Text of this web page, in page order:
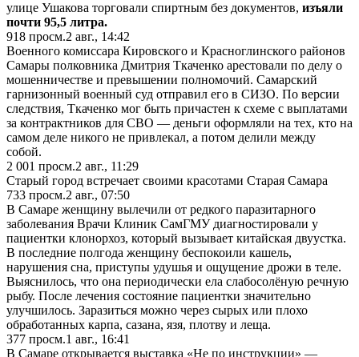
улице Ушакова торговали спиртным без документов, изъяли
почти 95,5 литра.
918 просм.2 авг., 14:42
Военного комиссара Кировского и Красноглинского районов
Самары полковника Дмитрия Ткаченко арестовали по делу о
мошенничестве и превышении полномочий. Самарский
гарнизонный военный суд отправил его в СИЗО. По версии
следствия, Ткаченко мог быть причастен к схеме с выплатами
за контрактников для СВО — деньги оформляли на тех, кто на
самом деле никого не привлекал, а потом делили между
собой.
2 001 просм.2 авг., 11:29
Старый город встречает своими красотами Старая Самара
733 просм.2 авг., 07:50
В Самаре женщину вылечили от редкого паразитарного
заболевания Врачи Клиник СамГМУ диагностировали у
пациентки клонорхоз, который вызывает китайская двуустка.
В последние полгода женщину беспокоили кашель,
нарушения сна, приступы удушья и ощущение дрожи в теле.
Выяснилось, что она периодически ела слабосолёную речную
рыбу. После лечения состояние пациентки значительно
улучшилось. Заразиться можно через сырых или плохо
обработанных карпа, сазана, язя, плотву и леща.
377 просм.1 авг., 16:41
В Самаре открывается выставка «Не по инструкции» —